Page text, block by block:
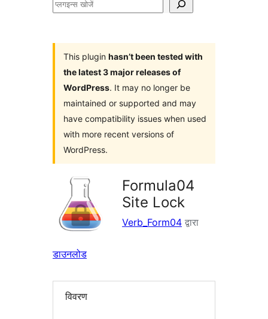
प्लगइन्स
This plugin hasn’t been tested with
the latest 3 major releases of
WordPress. It may no longer be
maintained or supported and may
have compatibility issues when used
with more recent versions of
WordPress.
Formula04
Site Lock
Verb_Form04 द्वारा
डाउनलोड
विवरण